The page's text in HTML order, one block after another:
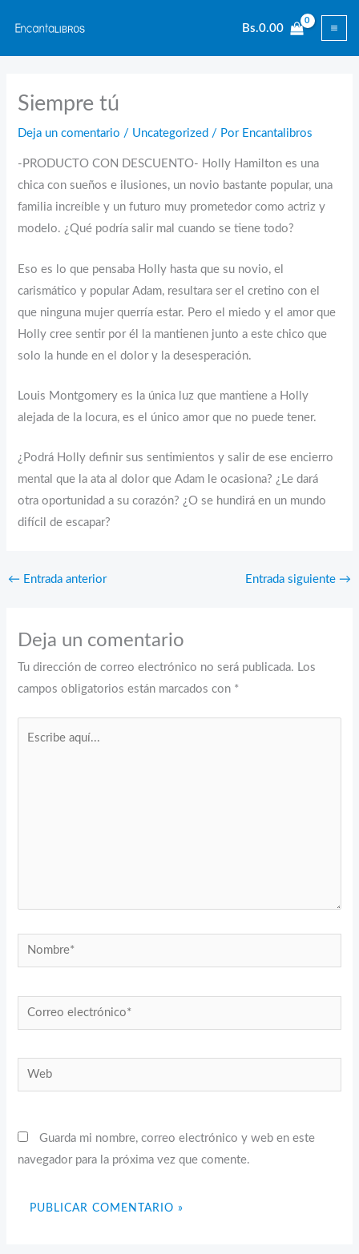
contenido
Bs.0.00
Siempre tú
Deja un comentario / Uncategorized / Por Encantalibros
-PRODUCTO CON DESCUENTO- Holly Hamilton es una
chica con sueños e ilusiones, un novio bastante popular, una
familia increíble y un futuro muy prometedor como actriz y
modelo. ¿Qué podría salir mal cuando se tiene todo?
Eso es lo que pensaba Holly hasta que su novio, el
carismático y popular Adam, resultara ser el cretino con el
que ninguna mujer querría estar. Pero el miedo y el amor que
Holly cree sentir por él la mantienen junto a este chico que
solo la hunde en el dolor y la desesperación.
Louis Montgomery es la única luz que mantiene a Holly
alejada de la locura, es el único amor que no puede tener.
¿Podrá Holly definir sus sentimientos y salir de ese encierro
mental que la ata al dolor que Adam le ocasiona? ¿Le dará
otra oportunidad a su corazón? ¿O se hundirá en un mundo
difícil de escapar?
← Entrada anterior Entrada siguiente →
Deja un comentario
Tu dirección de correo electrónico no será publicada. Los
campos obligatorios están marcados con *
Nombre*
Correo
electrónico*
Web
Guarda mi nombre, correo electrónico y web en este
navegador para la próxima vez que comente.